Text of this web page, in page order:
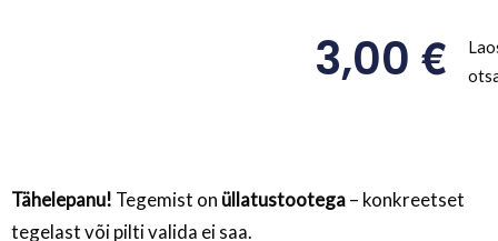
3,00€
Tähelepanu! Tegemist on üllatustootega– konkreetset
tegelast või pilti valida ei saa.